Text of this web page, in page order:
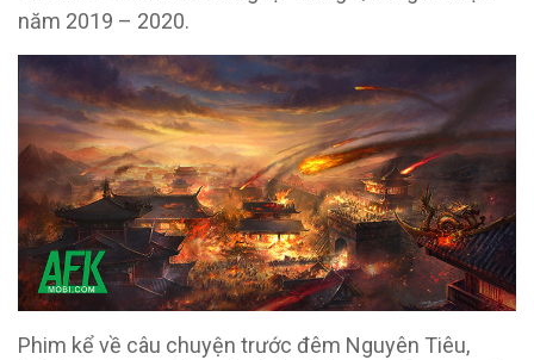
năm 2019 – 2020.
Phim kể về câu chuyện trước đêm Nguyên Tiêu,